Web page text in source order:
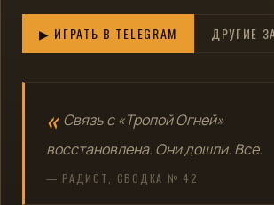
▶ ИГРАТЬ В TELEGRAM ДРУГИЕ
Связь с «Тропой Огней»
восстановлена. Они дошли. Все.
— РАДИСТ, СВОДКА № 42